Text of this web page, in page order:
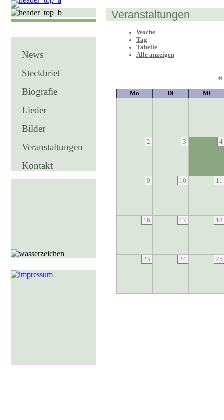
News
Steckbrief
Biografie
Lieder
Bilder
Veranstaltungen
Kontakt
Veranstaltungen
Woche
Tag
Tabelle
Alle anzeigen
«
Mo Di Mi
2 3 4
9 10 11
16 17 18
23 24 25